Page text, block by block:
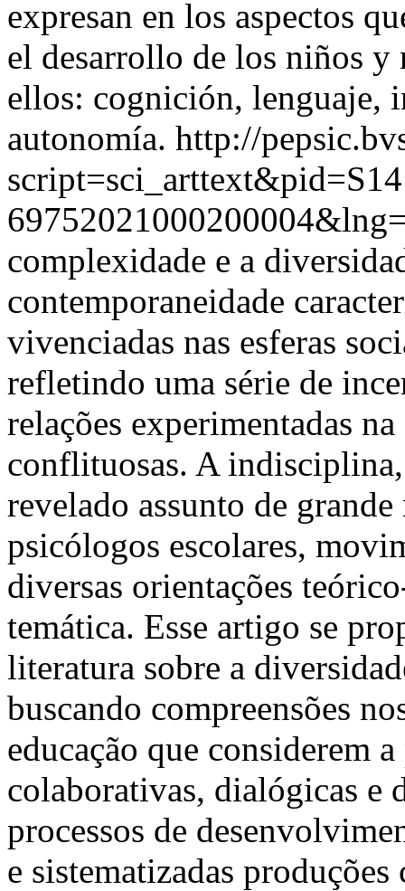
expresan en los aspectos
el desarrollo de los niños y
ellos: cognición, lenguaje,
autonomía. http://
complexidade e a
contemporaneidade
vivenciadas nas esferas
refletindo uma série de
relações experimentadas
conflituosas. A indisciplina,
revelado assunto de
psicólogos escolares,
diversas orientações
temática. Esse artigo se
literatura sobre a
buscando compreensões
educação que considerem
colaborativas, dialógicas e
processos de
e sistematizadas